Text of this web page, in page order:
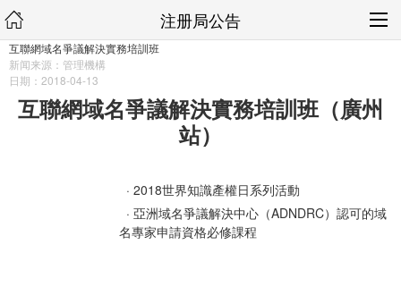
注册局公告
互聯網域名爭議解決實務培訓班
新闻来源：管理機構
日期：2018-04-13
互聯網域名爭議解決實務培訓班（廣州
站）
· 2018世界知識產權日系列活動
· 亞洲域名爭議解決中心（ADNDRC）認可的域
名專家申請資格必修課程